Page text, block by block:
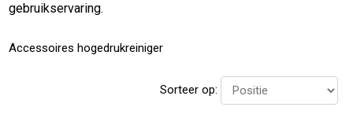
gebruikservaring.
Accessoires hogedrukreiniger
Sorteer op: